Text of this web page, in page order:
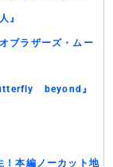
』
ブラザーズ・ムー
beyond』
！本編ノーカット地